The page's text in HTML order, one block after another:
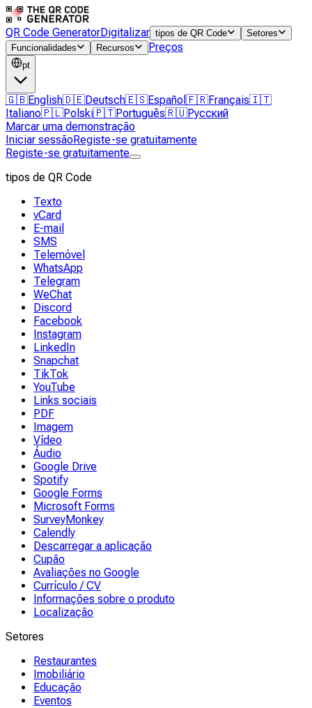
QR Code GeneratorDigitalizar tipos de QR Code
Setores
Funcionalidades
Recursos Preços
pt
🇬🇧English🇩🇪Deutsch🇪🇸Español 🇫🇷Français🇮🇹
Italiano🇵🇱Polski🇵🇹Português🇷🇺Русский
Marcar uma demonstração
Iniciar sessãoRegiste-se gratuitamente
Registe-se gratuitamente
tipos de QR Code
Texto
vCard
E-mail
SMS
Telemóvel
WhatsApp
Telegram
WeChat
Discord
Facebook
Instagram
LinkedIn
Snapchat
TikTok
YouTube
Links sociais
PDF
Imagem
Vídeo
Áudio
Google Drive
Spotify
Google Forms
Microsoft Forms
SurveyMonkey
Calendly
Descarregar a aplicação
Cupão
Avaliações no Google
Currículo / CV
Informações sobre o produto
Localização
Setores
Restaurantes
Imobiliário
Educação
Eventos